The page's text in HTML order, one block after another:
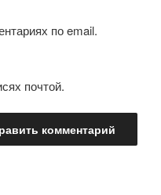
по email.
почтой.